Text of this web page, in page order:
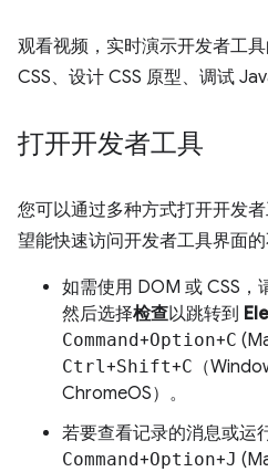
观看视频，实时演示开发者工
CSS、设计 CSS 原型、调试
打开开发者工具
您可以通过多种方式打开开发
望能快速访问开发者工具界面的
如需使用 DOM 或 CSS，
然后选择检查以跳转到
Command+Option+C
Ctrl+Shift+C （
ChromeOS）。
若要查看记录的消息或运
Command+Option+J